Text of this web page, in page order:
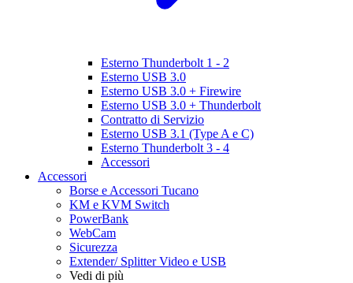
Esterno Thunderbolt 1 - 2
Esterno USB 3.0
Esterno USB 3.0 + Firewire
Esterno USB 3.0 + Thunderbolt
Contratto di Servizio
Esterno USB 3.1 (Type A e C)
Esterno Thunderbolt 3 - 4
Accessori
Accessori
Borse e Accessori Tucano
KM e KVM Switch
PowerBank
WebCam
Sicurezza
Extender/ Splitter Video e USB
Vedi di più